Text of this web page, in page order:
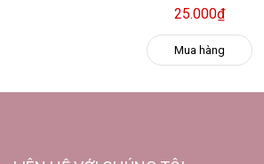
25.000₫
Mua hàng